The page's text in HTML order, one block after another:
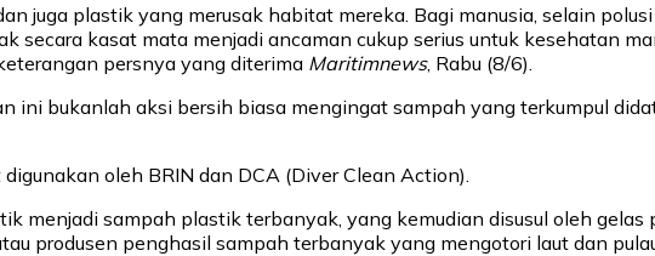
juga plastik yang merusak habitat mereka. Bagi manusia, selain
kasat mata menjadi ancaman cukup serius untuk kesehatan
persnya yang diterima Maritimnews, Rabu (8/6).
ini bukanlah aksi bersih biasa mengingat sampah yang terkumpul
oleh BRIN dan DCA (Diver Clean Action).
menjadi sampah plastik terbanyak, yang kemudian disusul oleh gelas
produsen penghasil sampah terbanyak yang mengotori laut dan